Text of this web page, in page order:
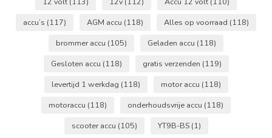
accu’s (117) AGM accu (118) Alles op voorraad (118)
brommer accu (105) Geladen accu (118)
Gesloten accu (118) gratis verzenden (119)
levertijd 1 werkdag (118) motor accu (118)
motoraccu (118) onderhoudsvrije accu (118)
scooter accu (105) YT9B-BS (1)